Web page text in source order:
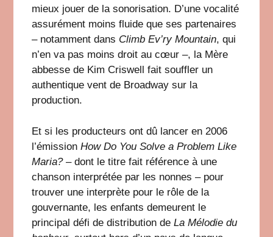
mieux jouer de la sonorisation. D’une vocalité
assurément moins fluide que ses partenaires
– notamment dans Climb Ev’ry Mountain, qui
n’en va pas moins droit au cœur –, la Mère
abbesse de Kim Criswell fait souffler un
authentique vent de Broadway sur la
production.
Et si les producteurs ont dû lancer en 2006
l’émissionHow Do You Solve a Problem Like
Maria?– dont le titre fait référence à une
chanson interprétée par les nonnes – pour
trouver une interprète pour le rôle de la
gouvernante, les enfants demeurent le
principal défi de distribution deLa Mélodie du